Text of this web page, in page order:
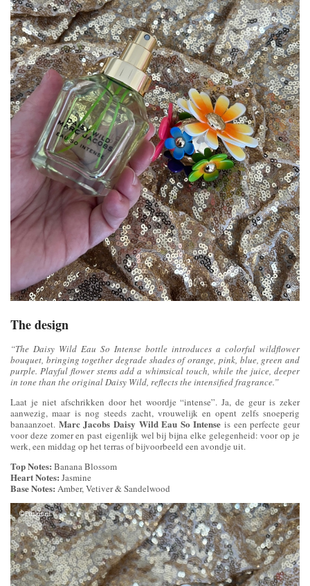
The design
“The Daisy Wild Eau So Intense bottle introduces a colorful wildflower
bouquet, bringing together degrade shades of orange, pink, blue, green and
purple. Playful flower stems add a whimsical touch, while the juice, deeper
in tone than the original Daisy Wild, reflects the intensified fragrance.”
Laat je niet afschrikken door het woordje “intense”. Ja, de geur is zeker
aanwezig, maar is nog steeds zacht, vrouwelijk en opent zelfs snoeperig
banaanzoet. Marc Jacobs Daisy Wild Eau So Intenseis een perfecte geur
voor deze zomer en past eigenlijk wel bij bijna elke gelegenheid: voor op je
werk, een middag op het terras of bijvoorbeeld een avondje uit.
Top Notes: Banana Blossom
Heart Notes: Jasmine
Base Notes: Amber, Vetiver & Sandelwood